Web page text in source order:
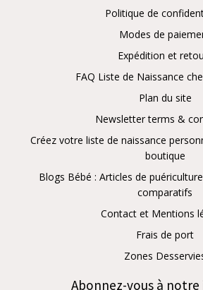
Politique de
Modes de
Expédition et
FAQ Liste de Naissance
Plan du site
Newsletter terms &
Créez votre liste de naissance
boutique
Blogs Bébé : Articles de
comparatifs
Contact et Mentions
Frais de port
Zones
Abonnez-vous à